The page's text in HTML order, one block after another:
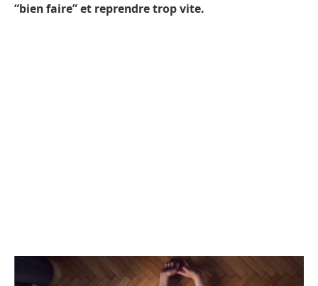
“bien faire” et reprendre trop vite.